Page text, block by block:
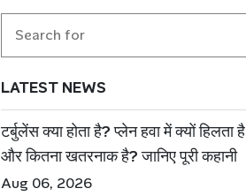
LATEST NEWS
टर्बुलेंस क्या होता है? प्लेन हवा में क्यों हिलता है
और कितना खतरनाक है? जानिए पूरी कहानी
Aug 06, 2026